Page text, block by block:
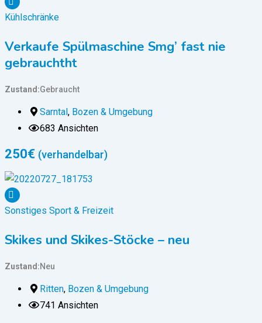
Kühlschränke
Verkaufe Spülmaschine Smg’ fast nie
gebrauchtht
Zustand Gebraucht
Sarntal , Bozen & Umgebung
683 Ansichten
250€ (verhandelbar)
Sonstiges Sport & Freizeit
Skikes und Skikes-Stöcke – neu
Zustand Neu
Ritten, Bozen & Umgebung
741 Ansichten